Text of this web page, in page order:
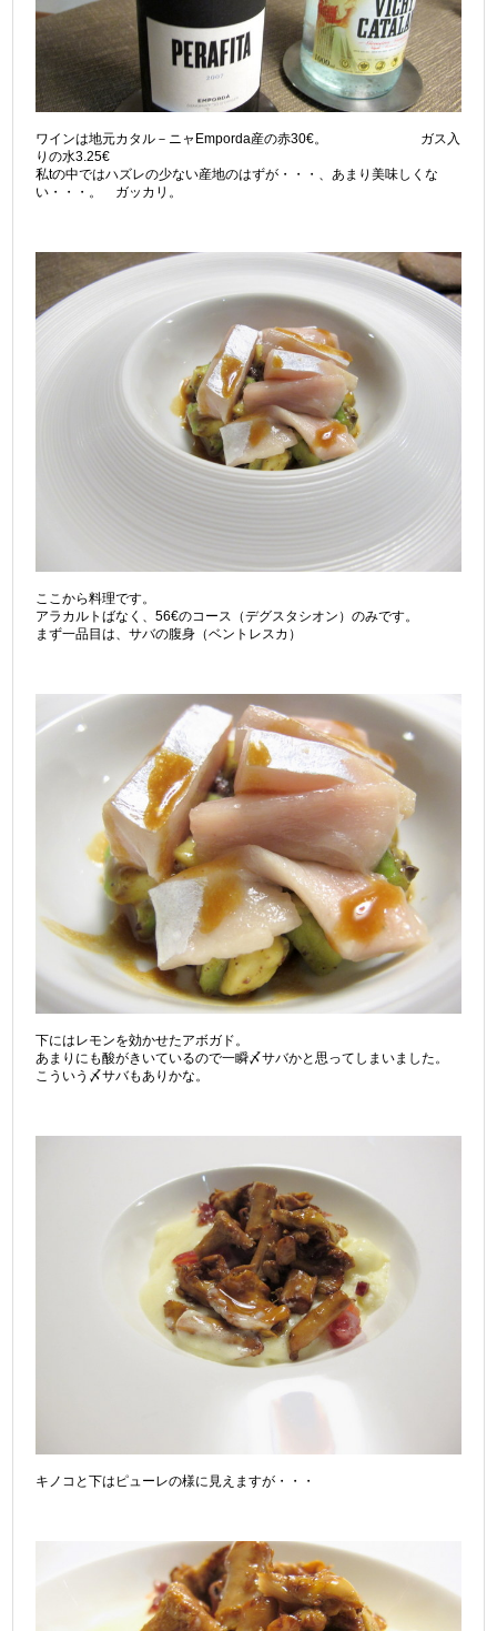
ワインは地元カタル－ニャEmporda産の赤30€。 ガス入
りの水3.25€
私tの中ではハズレの少ない産地のはずが・・・、あまり美味しくな
い・・・。 ガッカリ。
ここから料理です。
アラカルトばなく、56€のコース（デグスタシオン）のみです。
まず一品目は、サバの腹身（ベントレスカ）
下にはレモンを効かせたアボガド。
あまりにも酸がきいているので一瞬〆サバかと思ってしまいました。
こういう〆サバもありかな。
キノコと下はピューレの様に見えますが・・・